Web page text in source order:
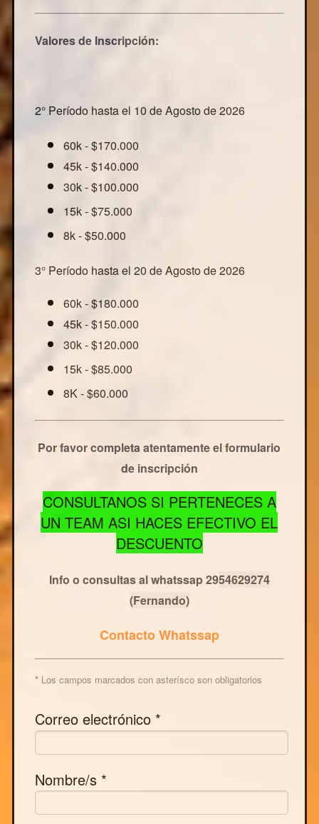
Valores de Inscripción:
2° Período hasta el 10 de Agosto de 2026
60k - $170.000
45k - $140.000
30k - $100.000
15k - $75.000
8k - $50.000
3° Período hasta el 20 de Agosto de 2026
60k - $180.000
45k - $150.000
30k - $120.000
15k - $85.000
8K - $60.000
Por favor completa atentamente el formulario
de inscripción
CONSULTANOS SI PERTENECES A
UN TEAM ASI HACES EFECTIVO EL
DESCUENTO
Info o consultas al whatssap 2954629274
(Fernando)
Contacto Whatssap
*Los campos marcados con asterísco son obligatorios
Correo electrónico *
Nombre/s *